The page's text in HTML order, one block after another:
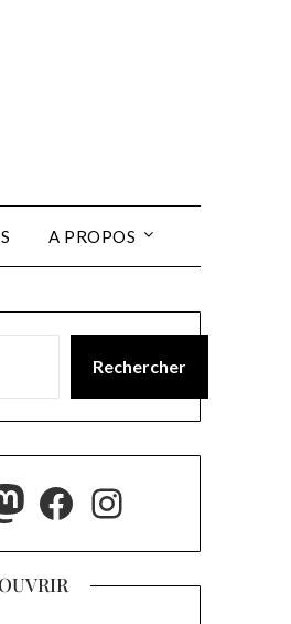
A PROPOS
Rechercher
Facebook
Instagram